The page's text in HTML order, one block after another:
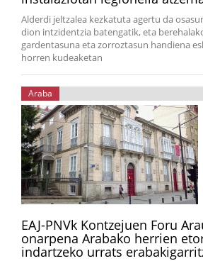
Alderdi jeltzalea kezkatuta agertu da
dion intzidentzia batengatik, eta
gardentasuna eta zorroztasun handiena
horren kudeaketan
Araba
EAJ-PNVk Kontzejuen Foru
onarpena Arabako herrien
indartzeko urrats